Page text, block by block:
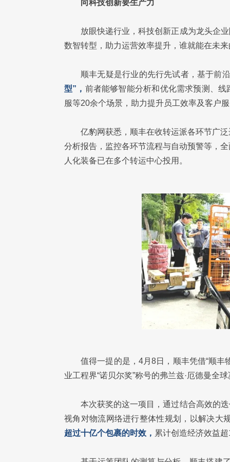
向科技创新要生产力
放眼快递行业，科技创新正成为龙头企
数智转型，助力运营效率提升，谁就能在未
顺丰无疑是行业的先行先试者，基于前
型”， 前者能够智能分析和优化需求预测、
服等20余个场景，助力提升员工效率及客户
亿豹网获悉，顺丰在收转运派各环节广
分析报告，监控各环节流程与自动预警等，
人化装备已在多个转运中心投用。
值得一提的是，4月8日，顺丰凭借“顺
业工程界“诺贝尔奖”称号的弗兰兹·厄德曼全
本次获奖的这一项目，通过结合高效的
视角对物流网络进行整体性规划，以解决大
超过十亿个包裹的时效， 累计创造经济效益